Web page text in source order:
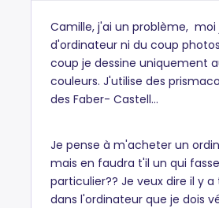
Camille, j'ai un problème, moi
d'ordinateur ni du coup
coup je dessine uniquement
couleurs. J'utilise des
des Faber- Castell...
Je pense à m'acheter un
mais en faudra t'il un qui
particulier?? Je veux dire il y a
dans l'ordinateur que je dois